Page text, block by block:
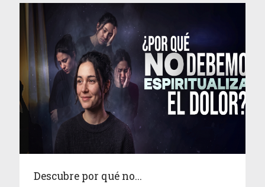
Descubre por qué no...